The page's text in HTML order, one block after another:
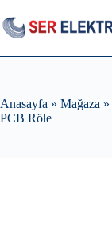
to
content
Anasayfa » Mağaza »
PCB Röle